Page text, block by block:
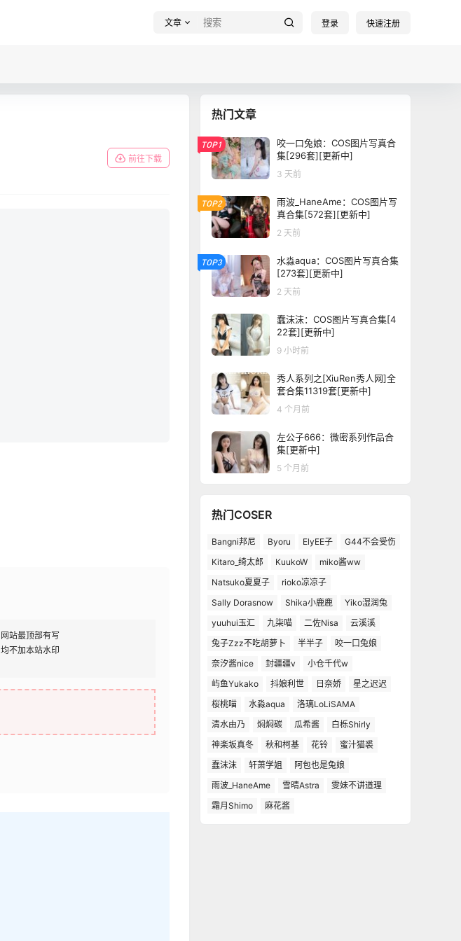
文章 登录 快速注册
前往下载
网站最顶部有写
均不加本站水印
热门文章
TOP1
咬一口兔娘：COS图片写真合
集[296套][更新中]
3 天前
TOP2
雨波_HaneAme：COS图片写
真合集[572套][更新中]
2 天前
TOP3
水淼aqua：COS图片写真合集
[273套][更新中]
2 天前
蠢沫沫：COS图片写真合集[4
22套][更新中]
9 小时前
秀人系列之[XiuRen秀人网]全
套合集11319套[更新中]
4 个月前
左公子666：微密系列作品合
集[更新中]
5 个月前
热门COSER
Bangni邦尼 Byoru ElyEE子
G44不会受伤
Kitaro_绮太郎
KuukoW
miko酱ww
Natsuko夏夏子
rioko凉凉子
Sally Dorasnow
Shika小鹿鹿
Yiko湿润兔
yuuhui玉汇
九柒喵 二佐Nisa
云溪溪
兔子Zzz不吃胡萝卜
半半子
咬一口兔娘
奈汐酱nice
封疆疆v
小仓千代w
屿鱼Yukako
抖娘利世 日奈娇
星之迟迟
桜桃喵
水淼aqua
洛璃LoLiSAMA
清水由乃
焖焖碳 瓜希酱
白栎Shirly
神楽坂真冬
秋和柯基 花铃
蜜汁猫裘
蠢沫沫
轩萧学姐
阿包也是兔娘
雨波_HaneAme
雪晴Astra
雯妹不讲道理
霜月Shimo
麻花酱